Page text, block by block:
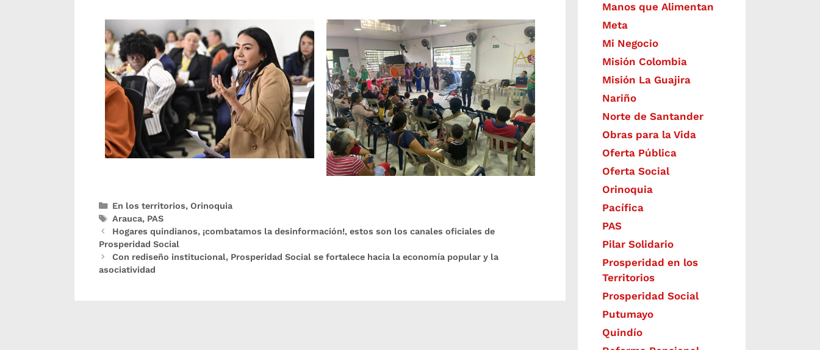
En los territorios, Orinoquia
Arauca, PAS
Hogares quindianos, ¡combatamos la desinformación!, estos son los canales oficiales de
Prosperidad Social
Con rediseño institucional, Prosperidad Social se fortalece hacia la economía popular y la
asociatividad
Manos que Alimentan
Meta
Mi Negocio
Misión Colombia
Misión La Guajira
Nariño
Norte de Santander
Obras para la Vida
Oferta Pública
Oferta Social​​
Orinoquia
Pacífica
PAS
Pilar Solidario
Prosperidad en los
Territorios
Prosperidad Social
Putumayo
Quindío